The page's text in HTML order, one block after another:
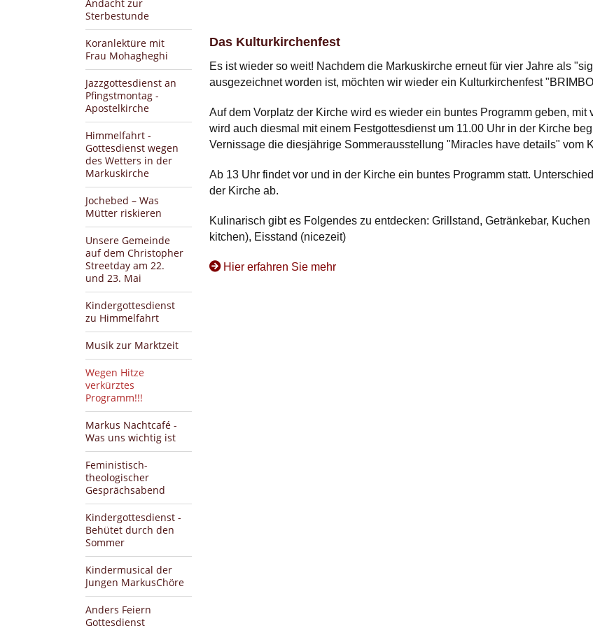
Andacht zur
Sterbestunde
Koranlektüre mit
Frau Mohagheghi
Jazzgottesdienst an
Pfingstmontag -
Apostelkirche
Himmelfahrt -
Gottesdienst wegen
des Wetters in der
Markuskirche
Jochebed – Was
Mütter riskieren
Unsere Gemeinde
auf dem Christopher
Streetday am 22.
und 23. Mai
Kindergottesdienst
zu Himmelfahrt
Musik zur Marktzeit
Wegen Hitze
verkürztes
Programm!!!
Markus Nachtcafé -
Was uns wichtig ist
Feministisch-
theologischer
Gesprächsabend
Kindergottesdienst -
Behütet durch den
Sommer
Kindermusical der
Jungen MarkusChöre
Anders Feiern
Gottesdienst
Das Kulturkirchenfest
Es ist wieder so weit! Nachdem die Markuskirche erneut für vier Jahre als
ausgezeichnet worden ist, möchten wir wieder ein Kulturkirchenfest
Auf dem Vorplatz der Kirche wird es wieder ein buntes Programm geben,
wird auch diesmal mit einem Festgottesdienst um 11.00 Uhr in der Kirche
Vernissage die diesjährige Sommerausstellung "Miracles have details" vom
Ab 13 Uhr findet vor und in der Kirche ein buntes Programm statt.
der Kirche ab.
Kulinarisch gibt es Folgendes zu entdecken: Grillstand, Getränkebar,
kitchen), Eisstand (nicezeit)
Hier erfahren Sie mehr